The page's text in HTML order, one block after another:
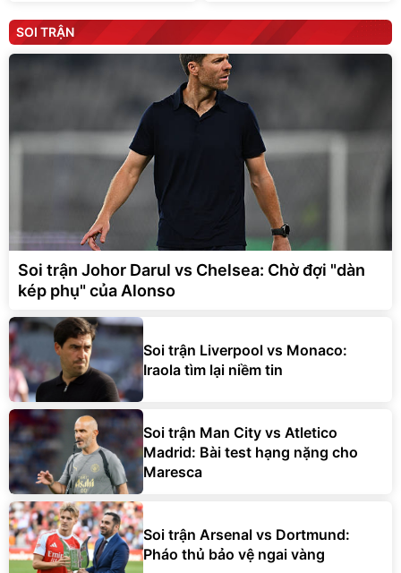
SOI TRẬN
Soi trận Johor Darul vs Chelsea: Chờ đợi "dàn
kép phụ" của Alonso
Soi trận Liverpool vs Monaco:
Iraola tìm lại niềm tin
Soi trận Man City vs Atletico
Madrid: Bài test hạng nặng cho
Maresca
Soi trận Arsenal vs Dortmund:
Pháo thủ bảo vệ ngai vàng